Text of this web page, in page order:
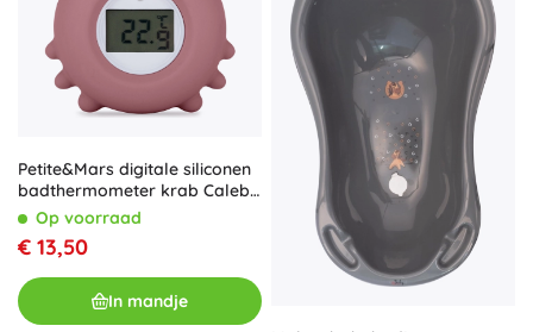
Petite&Mars digitale siliconen
badthermometer krab Caleb
dusty rose
Op voorraad
€ 13,50
In mandje